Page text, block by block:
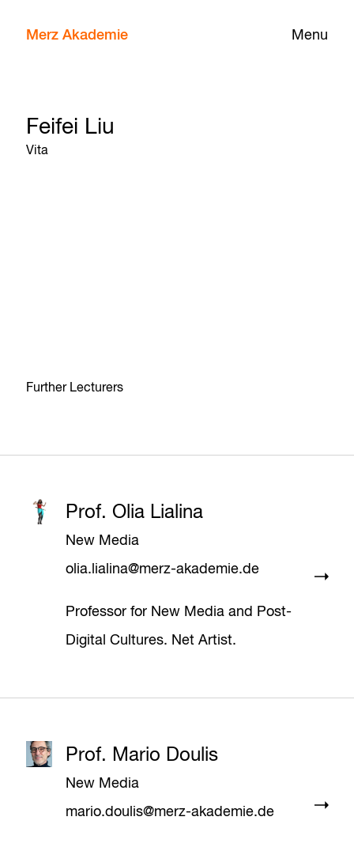
Menu
Merz Akademie
Feifei Liu
Vita
Further Lecturers
Prof. Olia Lialina
New Media
olia.lialina@merz-akademie.de
Professor for New Media and Post-
Digital Cultures. Net Artist.
Prof. Mario Doulis
New Media
mario.doulis@merz-akademie.de